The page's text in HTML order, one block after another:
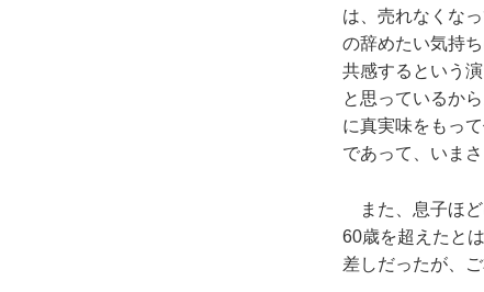
は、売れなくな
の辞めたい気持
共感するという
と思っているか
に真実味をもっ
であって、いま
また、息子ほど
60歳を超えたと
差しだったが、